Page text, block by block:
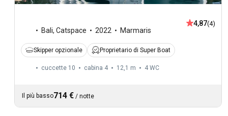
Bali, Catspace 2022 Marmaris
4,87(4)
Skipper opzionale Proprietario di Super Boat
cuccette 10 cabina 4 12,1 m 4 WC
Il più basso714 € / notte